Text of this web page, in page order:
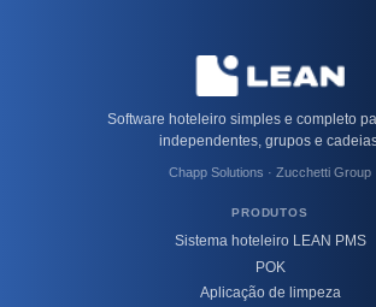
Software hoteleiro simples e completo
independentes, grupos e
Chapp Solutions · Zucchetti Group
PRODUTOS
Sistema hoteleiro LEAN PMS
POK
Aplicação de limpeza